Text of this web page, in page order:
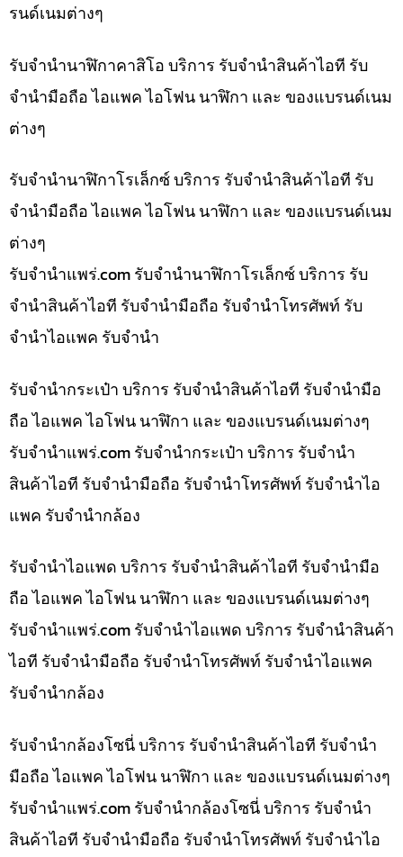
รนด์เนมต่างๆ
รับจำนำนาฬิกาคาสิโอ บริการ รับจำนำสินค้าไอที รับ
จำนำมือถือ ไอแพค ไอโฟน นาฬิกา และ ของแบรนด์เนม
ต่างๆ
รับจำนำนาฬิกาโรเล็กซ์ บริการ รับจำนำสินค้าไอที รับ
จำนำมือถือ ไอแพค ไอโฟน นาฬิกา และ ของแบรนด์เนม
ต่างๆ
รับจํานําแพร่.com รับจำนำนาฬิกาโรเล็กซ์ บริการ รับ
จำนำสินค้าไอที รับจำนำมือถือ รับจำนำโทรศัพท์ รับ
จำนำไอแพค รับจำนำ
รับจำนำกระเป๋า บริการ รับจำนำสินค้าไอที รับจำนำมือ
ถือ ไอแพค ไอโฟน นาฬิกา และ ของแบรนด์เนมต่างๆ
รับจํานําแพร่.com รับจำนำกระเป๋า บริการ รับจำนำ
สินค้าไอที รับจำนำมือถือ รับจำนำโทรศัพท์ รับจำนำไอ
แพค รับจำนำกล้อง
รับจำนำไอแพด บริการ รับจำนำสินค้าไอที รับจำนำมือ
ถือ ไอแพค ไอโฟน นาฬิกา และ ของแบรนด์เนมต่างๆ
รับจํานําแพร่.com รับจำนำไอแพด บริการ รับจำนำสินค้า
ไอที รับจำนำมือถือ รับจำนำโทรศัพท์ รับจำนำไอแพค
รับจำนำกล้อง
รับจำนำกล้องโซนี่ บริการ รับจำนำสินค้าไอที รับจำนำ
มือถือ ไอแพค ไอโฟน นาฬิกา และ ของแบรนด์เนมต่างๆ
รับจํานําแพร่.com รับจำนำกล้องโซนี่ บริการ รับจำนำ
สินค้าไอที รับจำนำมือถือ รับจำนำโทรศัพท์ รับจำนำไอ